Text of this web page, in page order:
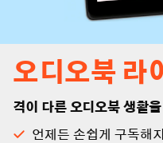
오디오북 라
격이 다른 오디오북 생활
언제든 손쉽게 구독해